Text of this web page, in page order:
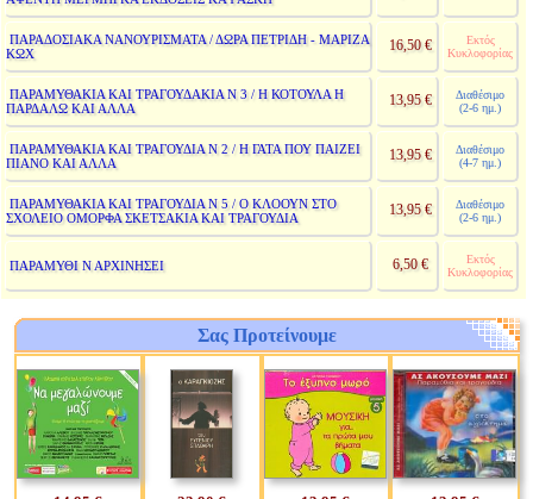
ΠΑΡΑΔΟΣΙΑΚΑ ΝΑΝΟΥΡΙΣΜΑΤΑ / ΔΩΡΑ ΠΕΤΡΙΔΗ - ΜΑΡΙΖΑ
ΚΩΧ
16,50 €
Εκτός
Κυκλοφορίας
ΠΑΡΑΜΥΘΑΚΙΑ ΚΑΙ ΤΡΑΓΟΥΔΑΚΙΑ Ν 3 / Η ΚΟΤΟΥΛΑ Η
ΠΑΡΔΑΛΩ ΚΑΙ ΑΛΛΑ
13,95 €
Διαθέσιμο
(2-6 ημ.)
ΠΑΡΑΜΥΘΑΚΙΑ ΚΑΙ ΤΡΑΓΟΥΔΙΑ Ν 2 / Η ΓΑΤΑ ΠΟΥ ΠΑΙΖΕΙ
ΠΙΑΝΟ ΚΑΙ ΑΛΛΑ
13,95 €
Διαθέσιμο
(4-7 ημ.)
ΠΑΡΑΜΥΘΑΚΙΑ ΚΑΙ ΤΡΑΓΟΥΔΙΑ Ν 5 / Ο ΚΛΟΟΥΝ ΣΤΟ
ΣΧΟΛΕΙΟ ΟΜΟΡΦΑ ΣΚΕΤΣΑΚΙΑ ΚΑΙ ΤΡΑΓΟΥΔΙΑ
13,95 €
Διαθέσιμο
(2-6 ημ.)
ΠΑΡΑΜΥΘΙ Ν ΑΡΧΙΝΗΣΕΙ 6,50 €
Εκτός
Κυκλοφορίας
Σας Προτείνουμε